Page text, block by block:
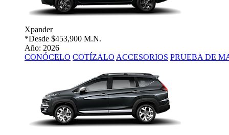
Xpander
*Desde $453,900 M.N.
Año: 2026
CONÓCELO COTÍZALO ACCESORIOS PRUEBA DE